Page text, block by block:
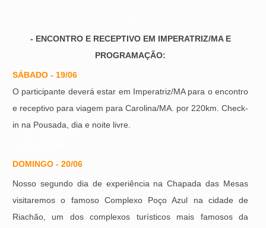
- ENCONTRO E RECEPTIVO EM IMPERATRIZ/MA E
PROGRAMAÇÃO:
SÁBADO - 19/06
O participante deverá estar em Imperatriz/MA para o encontro
e receptivo para viagem para Carolina/MA. por 220km. Check-
in na Pousada, dia e noite livre.
DOMINGO - 20/06
Nosso segundo dia de experiência na Chapada das Mesas
visitaremos o famoso Complexo Poço Azul na cidade de
Riachão, um dos complexos turísticos mais famosos da